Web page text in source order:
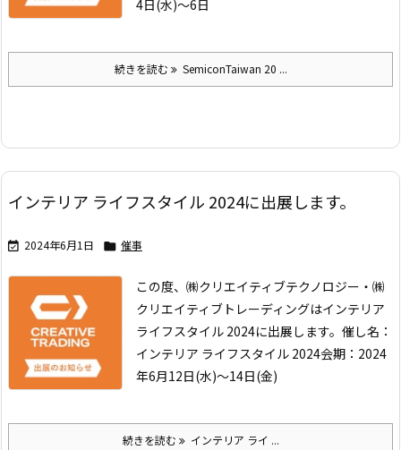
4日(水)～6日
続きを読む SemiconTaiwan 20 ...
インテリア ライフスタイル 2024に出展します。
 2024年6月1日  催事
この度、㈱クリエイティブテクノロジー・㈱
クリエイティブトレーディングはインテリア
ライフスタイル 2024に出展します。 催し名：
インテリア ライフスタイル 2024会期：2024
年6月12日(水)～14日(金)
続きを読む インテリア ライ ...